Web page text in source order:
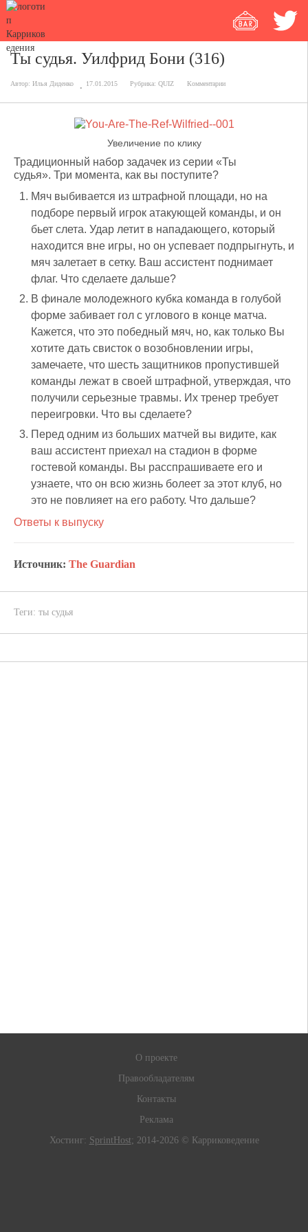
Ты судья. Уилфрид Бони (316)
Автор: Илья Диденко 17.01.2015 Рубрика: QUIZ Комментарии
Увеличение по клику
Традиционный набор задачек из серии «Ты
судья». Три момента, как вы поступите?
Мяч выбивается из штрафной площади, но на
подборе первый игрок атакующей команды, и он
бьет слета. Удар летит в нападающего, который
находится вне игры, но он успевает подпрыгнуть, и
мяч залетает в сетку. Ваш ассистент поднимает
флаг. Что сделаете дальше?
В финале молодежного кубка команда в голубой
форме забивает гол с углового в конце матча.
Кажется, что это победный мяч, но, как только Вы
хотите дать свисток о возобновлении игры,
замечаете, что шесть защитников пропустившей
команды лежат в своей штрафной, утверждая, что
получили серьезные травмы. Их тренер требует
переигровки. Что вы сделаете?
Перед одним из больших матчей вы видите, как
ваш ассистент приехал на стадион в форме
гостевой команды. Вы расспрашиваете его и
узнаете, что он всю жизнь болеет за этот клуб, но
это не повлияет на его работу. Что дальше?
Ответы к выпуску
Источник: The Guardian
Теги: ты судья
О проекте
Правообладателям
Контакты
Реклама
Хостинг: SprintHost; 2014-2026 © Карриковедение